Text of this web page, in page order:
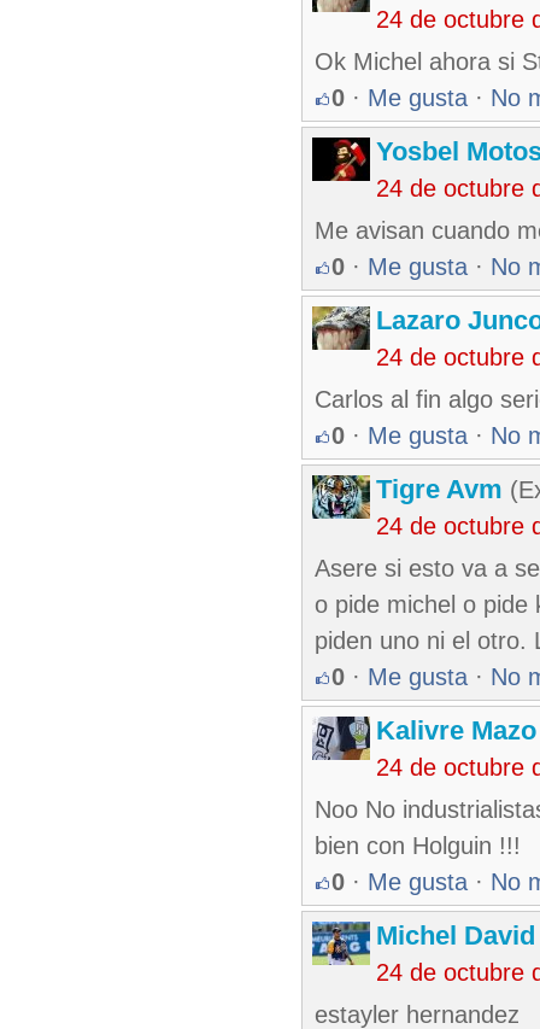
24 de octubre
Ok Michel ahora si
0 · Me gusta · No
Yosbel
24 de octubre
Me avisan cuando
0 · Me gusta · No
Lazaro
24 de octubre
Carlos al fin algo
0 · Me gusta · No
Tigre Avm
24 de octubre
Asere si esto va a
o pide michel o pide
piden uno ni el otro.
0 · Me gusta · No
Kalivre
24 de octubre
Noo No
bien con Holguin !!!
0 · Me gusta · No
Michel
24 de octubre
estayler hernandez